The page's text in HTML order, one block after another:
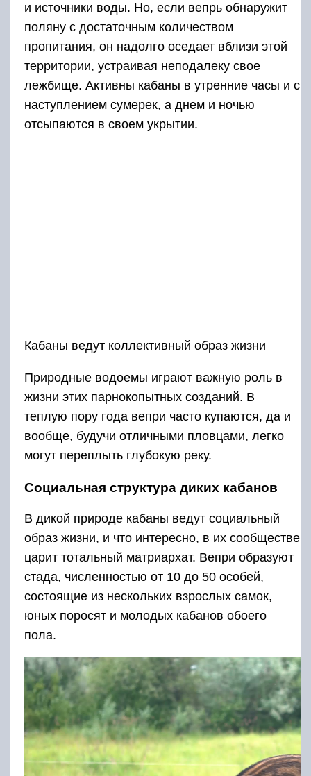
и источники воды. Но, если вепрь обнаружит
поляну с достаточным количеством
пропитания, он надолго оседает вблизи этой
территории, устраивая неподалеку свое
лежбище. Активны кабаны в утренние часы и с
наступлением сумерек, а днем и ночью
отсыпаются в своем укрытии.
Кабаны ведут коллективный образ жизни
Природные водоемы играют важную роль в
жизни этих парнокопытных созданий. В
теплую пору года вепри часто купаются, да и
вообще, будучи отличными пловцами, легко
могут переплыть глубокую реку.
Социальная структура диких кабанов
В дикой природе кабаны ведут социальный
образ жизни, и что интересно, в их сообществе
царит тотальный матриархат. Вепри образуют
стада, численностью от 10 до 50 особей,
состоящие из нескольких взрослых самок,
юных поросят и молодых кабанов обоего
пола.